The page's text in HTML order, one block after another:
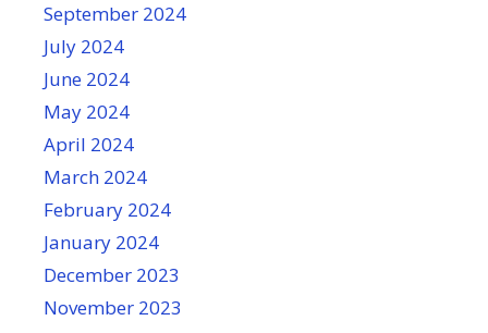
September 2024
July 2024
June 2024
May 2024
April 2024
March 2024
February 2024
January 2024
December 2023
November 2023